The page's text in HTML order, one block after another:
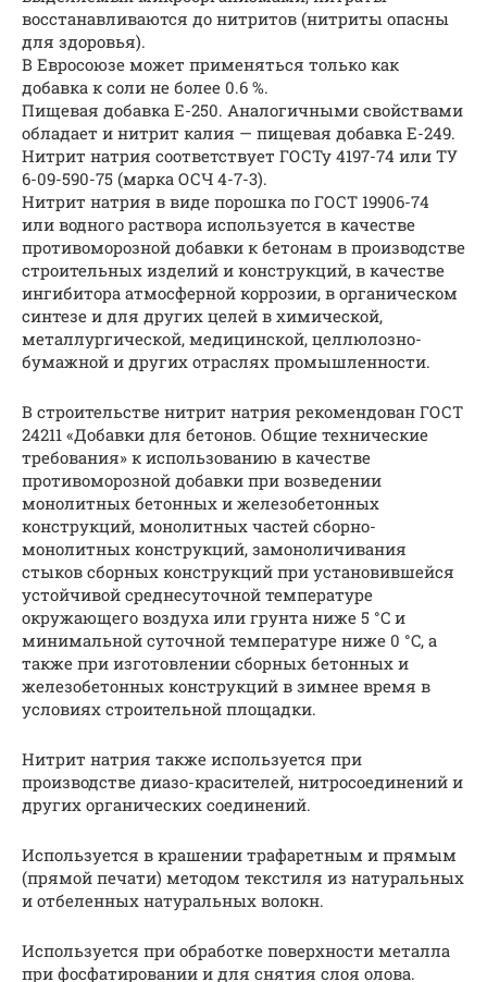
восстанавливаются до нитритов (нитриты опасны
для здоровья).
В Евросоюзе может применяться только как
добавка к соли не более 0.6 %.
Пищевая добавка E-250. Аналогичными свойствами
обладает и нитрит калия — пищевая добавка E-249.
Нитрит натрия соответствует ГОСТу 4197-74 или ТУ
6-09-590-75 (марка ОСЧ 4-7-3).
Нитрит натрия в виде порошка по ГОСТ 19906-74
или водного раствора используется в качестве
противоморозной добавки к бетонам в производстве
строительных изделий и конструкций, в качестве
ингибитора атмосферной коррозии, в органическом
синтезе и для других целей в химической,
металлургической, медицинской, целлюлозно-
бумажной и других отраслях промышленности.
В строительстве нитрит натрия рекомендован ГОСТ
24211 «Добавки для бетонов. Общие технические
требования» к использованию в качестве
противоморозной добавки при возведении
монолитных бетонных и железобетонных
конструкций, монолитных частей сборно-
монолитных конструкций, замоноличивания
стыков сборных конструкций при установившейся
устойчивой среднесуточной температуре
окружающего воздуха или грунта ниже 5 °C и
минимальной суточной температуре ниже 0 °C, а
также при изготовлении сборных бетонных и
железобетонных конструкций в зимнее время в
условиях строительной площадки.
Нитрит натрия также используется при
производстве диазо-красителей, нитросоединений и
других органических соединений.
Используется в крашении трафаретным и прямым
(прямой печати) методом текстиля из натуральных
и отбеленных натуральных волокн.
Используется при обработке поверхности металла
при фосфатировании и для снятия слоя олова.